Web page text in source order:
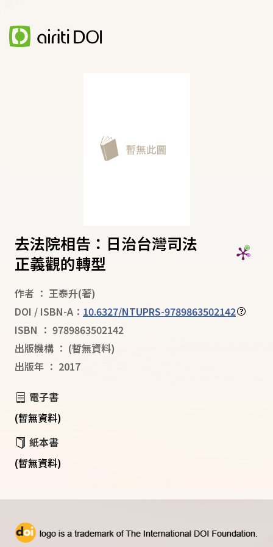
去法院相告：日治台灣司法
正義觀的轉型
作者 ： 王泰升(著)
DOI / ISBN-A： 10.6327/NTUPRS-9789863502142
ISBN ： 9789863502142
出版機構 ： (暫無資料)
出版年 ： 2017
電子書
(暫無資料)
紙本書
(暫無資料)